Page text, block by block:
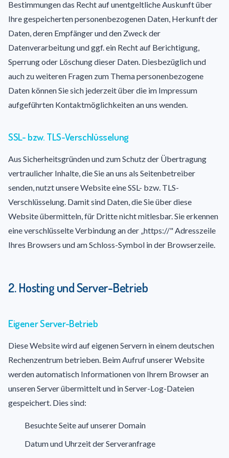
Bestimmungen das Recht auf unentgeltliche Auskunft über
Ihre gespeicherten personenbezogenen Daten, Herkunft der
Daten, deren Empfänger und den Zweck der
Datenverarbeitung und ggf. ein Recht auf Berichtigung,
Sperrung oder Löschung dieser Daten. Diesbezüglich und
auch zu weiteren Fragen zum Thema personenbezogene
Daten können Sie sich jederzeit über die im Impressum
aufgeführten Kontaktmöglichkeiten an uns wenden.
SSL- bzw. TLS-Verschlüsselung
Aus Sicherheitsgründen und zum Schutz der Übertragung
vertraulicher Inhalte, die Sie an uns als Seitenbetreiber
senden, nutzt unsere Website eine SSL- bzw. TLS-
Verschlüsselung. Damit sind Daten, die Sie über diese
Website übermitteln, für Dritte nicht mitlesbar. Sie erkennen
eine verschlüsselte Verbindung an der „https://" Adresszeile
Ihres Browsers und am Schloss-Symbol in der Browserzeile.
2. Hosting und Server-Betrieb
Eigener Server-Betrieb
Diese Website wird auf eigenen Servern in einem deutschen
Rechenzentrum betrieben. Beim Aufruf unserer Website
werden automatisch Informationen von Ihrem Browser an
unseren Server übermittelt und in Server-Log-Dateien
gespeichert. Dies sind:
Besuchte Seite auf unserer Domain
Datum und Uhrzeit der Serveranfrage